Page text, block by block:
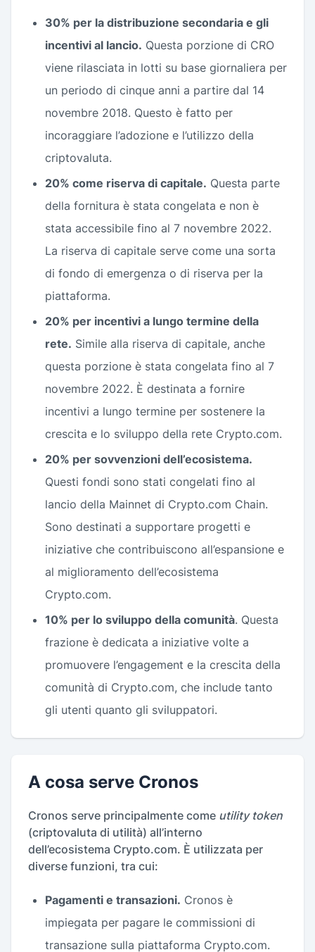
30% per la distribuzione secondaria e gli
incentivi al lancio. Questa porzione di CRO
viene rilasciata in lotti su base giornaliera per
un periodo di cinque anni a partire dal 14
novembre 2018. Questo è fatto per
incoraggiare l’adozione e l’utilizzo della
criptovaluta.
20% come riserva di capitale. Questa parte
della fornitura è stata congelata e non è
stata accessibile fino al 7 novembre 2022.
La riserva di capitale serve come una sorta
di fondo di emergenza o di riserva per la
piattaforma.
20% per incentivi a lungo termine della
rete. Simile alla riserva di capitale, anche
questa porzione è stata congelata fino al 7
novembre 2022. È destinata a fornire
incentivi a lungo termine per sostenere la
crescita e lo sviluppo della rete Crypto.com.
20% per sovvenzioni dell’ecosistema.
Questi fondi sono stati congelati fino al
lancio della Mainnet di Crypto.com Chain.
Sono destinati a supportare progetti e
iniziative che contribuiscono all’espansione e
al miglioramento dell’ecosistema
Crypto.com.
10% per lo sviluppo della comunità. Questa
frazione è dedicata a iniziative volte a
promuovere l’engagement e la crescita della
comunità di Crypto.com, che include tanto
gli utenti quanto gli sviluppatori.
A cosa serve Cronos
Cronos serve principalmente come utility token
(criptovaluta di utilità) all’interno
dell’ecosistema Crypto.com. È utilizzata per
diverse funzioni, tra cui:
Pagamenti e transazioni. Cronos è
impiegata per pagare le commissioni di
transazione sulla piattaforma Crypto.com.